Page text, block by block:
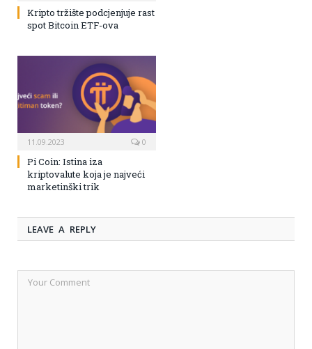
Kripto tržište podcjenjuje rast
spot Bitcoin ETF-ova
11.09.2023 0
Pi Coin: Istina iza
kriptovalute koja je najveći
marketinški trik
LEAVE A REPLY